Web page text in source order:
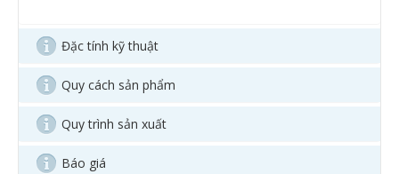
Đặc tính kỹ thuật
Quy cách sản phẩm
Quy trình sản xuất
Báo giá